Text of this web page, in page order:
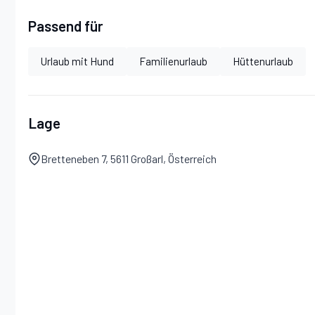
Holzpellets-Heizung
Passend für
Urlaub mit Hund Familienurlaub Hüttenurlaub
Lage
Bretteneben 7, 5611 Großarl, Österreich